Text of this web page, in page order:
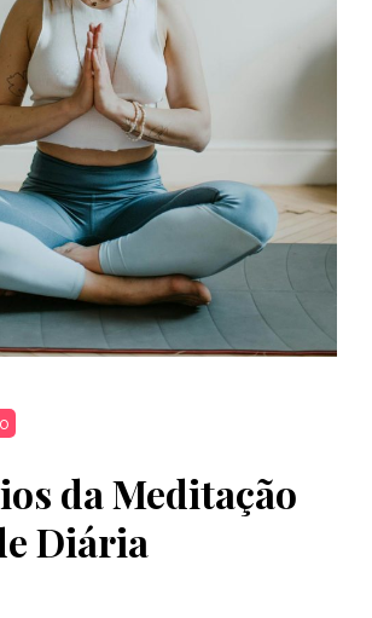
da Meditação
Diária